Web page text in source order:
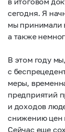
сегодня. Я
мы принимали
а также
В этом году
с
меры,
предприятий
и доходов
снижению цен
Сейчас еще